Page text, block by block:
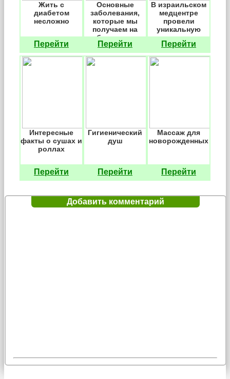
Жить с
диабетом
несложно
Перейти
Основные
заболевания,
которые мы
получаем на
рабочем месте
Перейти
В израильском
медцентре
провели
уникальную
операцию по
спасению плода
с диагнозом
гемофилия и
Перейти
Интересные
факты о сушах и
роллах
Перейти
Гигиенический
душ
Перейти
Массаж для
новорожденных
Перейти
Добавить комментарий